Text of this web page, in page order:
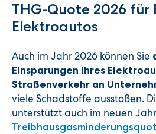
THG-Quote 2026 für
Elektroautos
Auch im Jahr 2026 können Sie
Einsparungen Ihres
Straßenverkehr an
viele Schadstoffe ausstoßen.
unterstützt auch im neuen